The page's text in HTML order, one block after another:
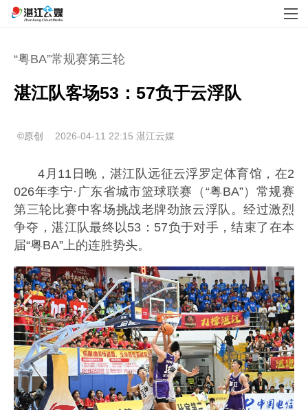
“粤BA”常规赛第三轮
湛江队客场53：57负于云浮队
©原创 2026-04-11 22:15 湛江云媒
4月11日晚，湛江队远征云浮罗定体育馆，在2
026年李宁·广东省城市篮球联赛（“粤BA”）常规赛
第三轮比赛中客场挑战老牌劲旅云浮队。经过激烈
争夺，湛江队最终以53：57负于对手，结束了在本
届“粤BA”上的连胜势头。